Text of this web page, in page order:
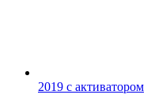
2019 с активатором